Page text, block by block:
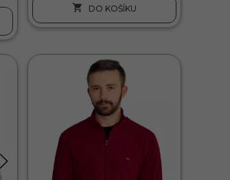
 DO KOŠÍKU